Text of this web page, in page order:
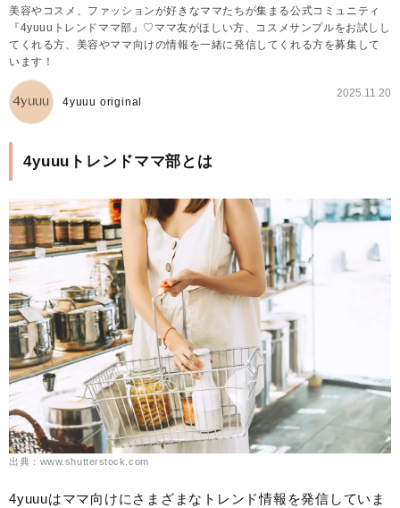
美容やコスメ、ファッションが好きなママたちが集まる公式コミュニティ
『4yuuuトレンドママ部』♡ママ友がほしい方、コスメサンプルをお試しし
てくれる方、美容やママ向けの情報を一緒に発信してくれる方を募集して
います！
4yuuu original
2025.11.20
4yuuuトレンドママ部とは
出典：www.shutterstock.com
4yuuuはママ向けにさまざまなトレンド情報を発信していま